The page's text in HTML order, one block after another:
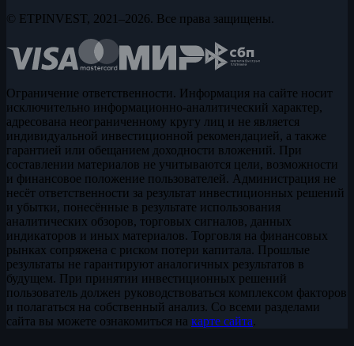
© ETPINVEST, 2021–2026. Все права защищены.
Ограничение ответственности. Информация на сайте носит
исключительно информационно-аналитический характер,
адресована неограниченному кругу лиц и не является
индивидуальной инвестиционной рекомендацией, а также
гарантией или обещанием доходности вложений. При
составлении материалов не учитываются цели, возможности
и финансовое положение пользователей. Администрация не
несёт ответственности за результат инвестиционных решений
и убытки, понесённые в результате использования
аналитических обзоров, торговых сигналов, данных
индикаторов и иных материалов. Торговля на финансовых
рынках сопряжена с риском потери капитала. Прошлые
результаты не гарантируют аналогичных результатов в
будущем. При принятии инвестиционных решений
пользователь должен руководствоваться комплексом факторов
и полагаться на собственный анализ. Со всеми разделами
сайта вы можете ознакомиться на карте сайта.